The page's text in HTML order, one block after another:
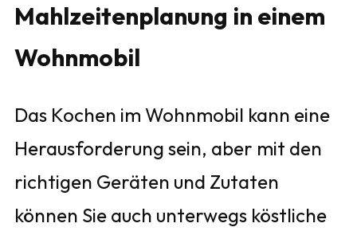
Mahlzeitenplanung in einem
Wohnmobil
Das Kochen im Wohnmobil kann eine
Herausforderung sein, aber mit den
richtigen Geräten und Zutaten
können Sie auch unterwegs köstliche